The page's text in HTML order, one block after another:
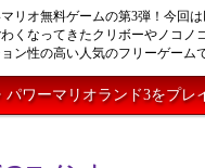
リオ無料ゲームの第3弾！今回
くなってきたクリボーやノコノ
ン性の高い人気のフリーゲーム
ワーマリオランド3をプレ